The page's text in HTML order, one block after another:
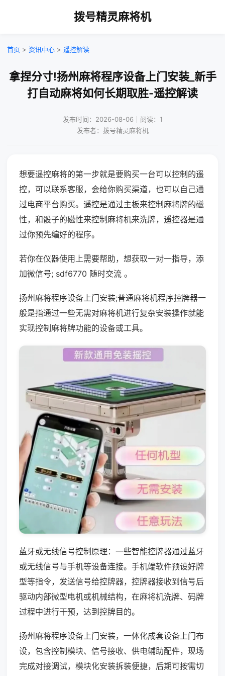
拨号精灵麻将机
首页 > 资讯中心 > 遥控解读
拿捏分寸!扬州麻将程序设备上门安装_新手
打自动麻将如何长期取胜-遥控解读
发布时间：2026-08-06｜阅读：1
发布者：拨号精灵麻将机
想要遥控麻将的第一步就是要购买一台可以控制的遥
控，可以联系客服，会给你购买渠道，也可以自己通
过电商平台购买。遥控是通过主板来控制麻将牌的磁
性，和骰子的磁性来控制麻将机来洗牌，遥控器是通
过你预先编好的程序。
若你在仪器使用上需要帮助，想获取一对一指导，添
加微信号; sdf6770 随时交流 。
扬州麻将程序设备上门安装;普通麻将机程序控牌器一
般是指通过一些无需对麻将机进行复杂安装操作就能
实现控制麻将牌功能的设备或工具。
蓝牙或无线信号控制原理：一些智能控牌器通过蓝牙
或无线信号与手机等设备连接。手机端软件预设好牌
型等指令，发送信号给控牌器，控牌器接收到信号后
驱动内部微型电机或机械结构，在麻将机洗牌、码牌
过程中进行干预，达到控牌目的。
扬州麻将程序设备上门安装，一体化成套设备上门布
设，包含控制模块、信号接收、供电辅助配件，现场
完成对接调试，模块化安装拆装便捷，后期可按需切